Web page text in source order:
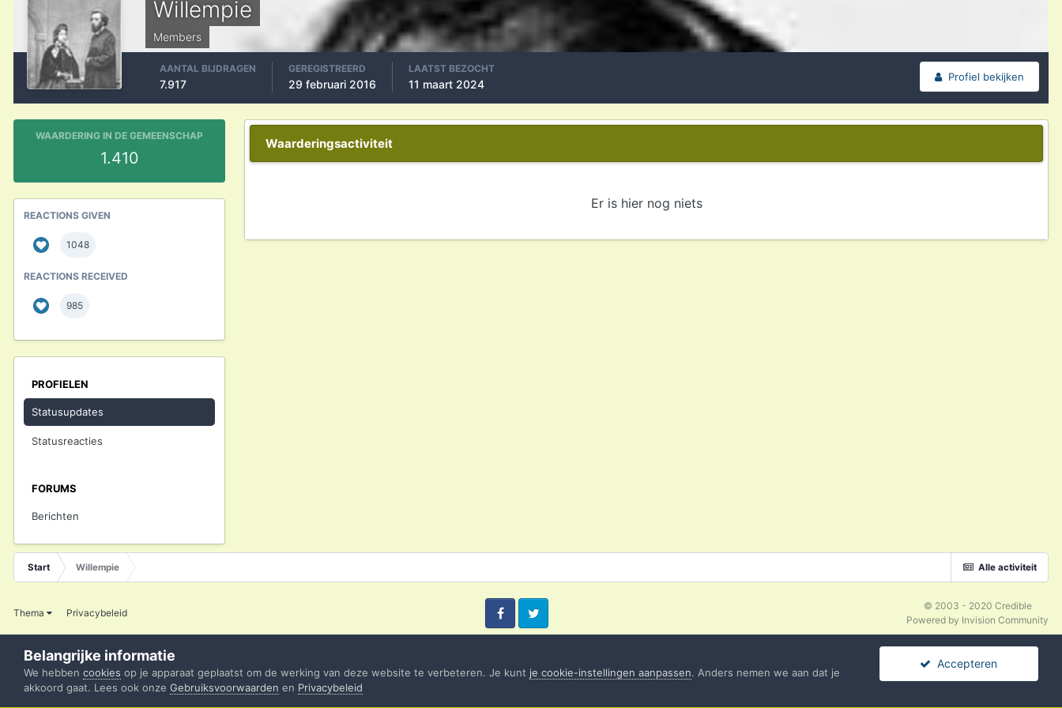
Willempie
Members
Profiel bekijken
AANTAL BIJDRAGEN
7.917
GEREGISTREERD
29 februari 2016
LAATST BEZOCHT
11 maart 2024
WAARDERING IN DE GEMEENSCHAP
1.410
REACTIONS GIVEN
1048
REACTIONS RECEIVED
985
PROFIELEN
Statusupdates
Statusreacties
FORUMS
Berichten
Waarderingsactiviteit
Er is hier nog niets
Alle activiteit
Start Willempie
Thema Privacybeleid
FacebookTwitter
© 2003 - 2020 Credible
Powered by Invision Community
Belangrijke informatie
We hebben cookies op je apparaat geplaatst om de werking van deze website te verbeteren. Je kunt je cookie-instellingen aanpassen. Anders nemen we aan dat je
akkoord gaat. Lees ook onze Gebruiksvoorwaarden en Privacybeleid
Accepteren